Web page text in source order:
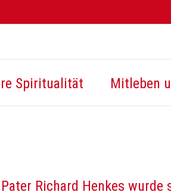
Spiritualität Mitleben
Pater Richard Henkes wurde